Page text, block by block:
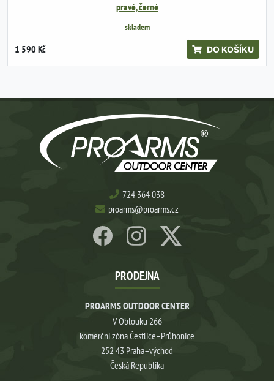
pravé, černé
skladem
1 590 Kč DO KOŠÍKU
724 364 038
proarms@proarms.cz
PRODEJNA
PROARMS OUTDOOR CENTER
V Oblouku 266
komerční zóna Čestlice–Průhonice
252 43 Praha–východ
Česká Republika